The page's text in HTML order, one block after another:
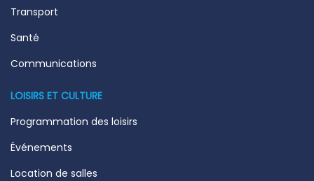
Transport
Santé
Communications
LOISIRS ET CULTURE
Programmation des loisirs
Événements
Location de salles